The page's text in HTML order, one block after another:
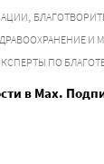
И
ПО
в Max.